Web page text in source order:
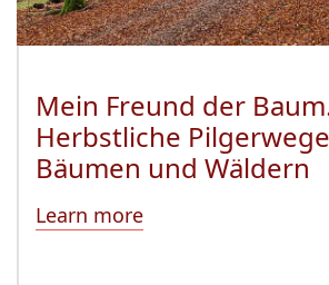
Mein Freund der
Herbstliche
Bäumen und Wäldern
Learn more